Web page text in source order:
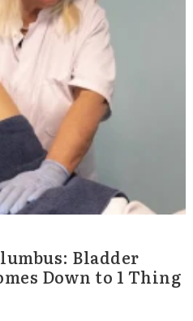
Bladder
Down to 1 Thing